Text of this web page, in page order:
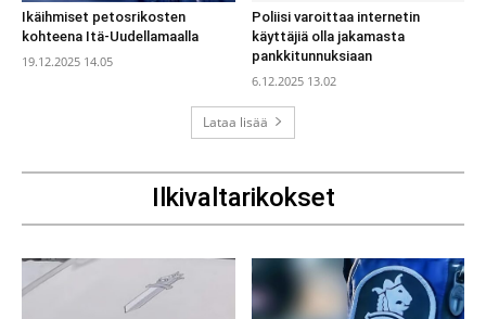
Ikäihmiset petosrikosten
kohteena Itä-Uudellamaalla
19.12.2025 14.05
Poliisi varoittaa internetin
käyttäjiä olla jakamasta
pankkitunnuksiaan
6.12.2025 13.02
Lataa lisää
Ilkivaltarikokset